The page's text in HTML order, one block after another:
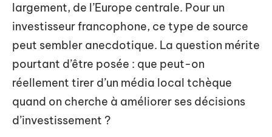
largement, de l’Europe centrale. Pour un
investisseur francophone, ce type de source
peut sembler anecdotique. La question mérite
pourtant d’être posée : que peut-on
réellement tirer d’un média local tchèque
quand on cherche à améliorer ses décisions
d’investissement ?